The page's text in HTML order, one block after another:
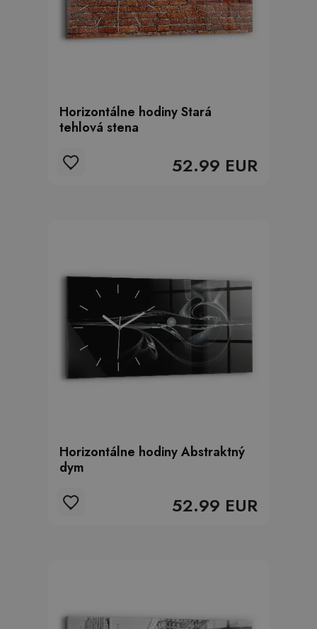
Horizontálne hodiny Stará
tehlová stena
52.99 EUR
Horizontálne hodiny Abstraktný
dym
52.99 EUR